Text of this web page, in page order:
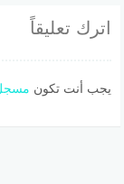
اترك تعليقاً
يجب أنت تكون